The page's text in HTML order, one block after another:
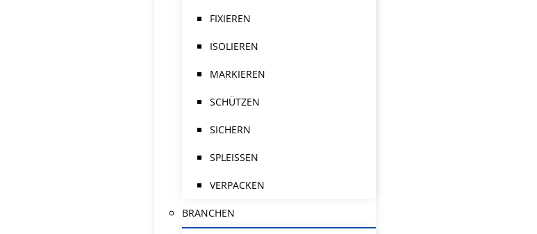
FIXIEREN
ISOLIEREN
MARKIEREN
SCHÜTZEN
SICHERN
SPLEISSEN
VERPACKEN
BRANCHEN